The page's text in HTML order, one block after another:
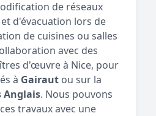
de réseaux
d'évacuation lors de
de cuisines ou salles
avec des
d'œuvre à Nice, pour
à Gairaut ou sur la
Anglais. Nous pouvons
travaux avec une